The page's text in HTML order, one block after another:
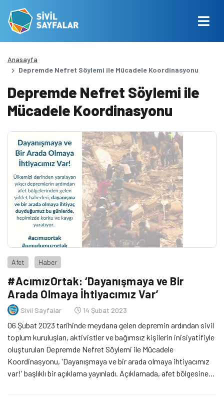
Anasayfa
Depremde Nefret Söylemi ile Mücadele Koordinasyonu
Depremde Nefret Söylemi ile
Mücadele Koordinasyonu
Afet Haber
#AcımızOrtak: ‘Dayanışmaya ve Bir
Arada Olmaya İhtiyacımız Var’
Sivil Sayfalar 14 Şubat 2023
06 Şubat 2023 tarihinde meydana gelen depremin ardından sivil
toplum kuruluşları, aktivistler ve bağımsız kişilerin inisiyatifiyle
oluşturulan Depremde Nefret Söylemi ile Mücadele
Koordinasyonu, 'Dayanışmaya ve bir arada olmaya ihtiyacımız
var!' başlıklı bir açıklama yayınladı. Açıklamada, afet bölgesine
genelleyici, ayrımcı ve hedef gösteren içerikleri paylaşmamaya